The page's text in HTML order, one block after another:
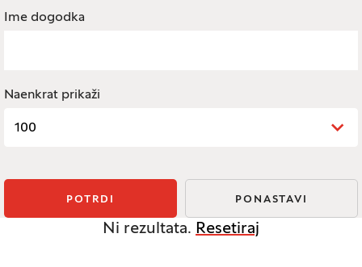
Legenda
Ime dogodka
Naenkrat prikaži
100
POTRDI PONASTAVI
Ni rezultata. Resetiraj